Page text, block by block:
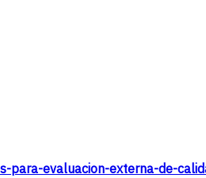
para-evaluacion-externa-de-